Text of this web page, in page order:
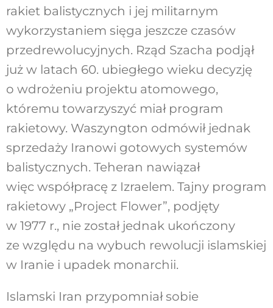
rakiet balistycznych i jej militarnym
wykorzystaniem sięga jeszcze czasów
przedrewolucyjnych. Rząd Szacha podjął
już w latach 60. ubiegłego wieku decyzję
o wdrożeniu projektu atomowego,
któremu towarzyszyć miał program
rakietowy. Waszyngton odmówił jednak
sprzedaży Iranowi gotowych systemów
balistycznych. Teheran nawiązał
więc współpracę z Izraelem. Tajny program
rakietowy „Project Flower”, podjęty
w 1977 r., nie został jednak ukończony
ze względu na wybuch rewolucji islamskiej
w Iranie i upadek monarchii.
Islamski Iran przypomniał sobie